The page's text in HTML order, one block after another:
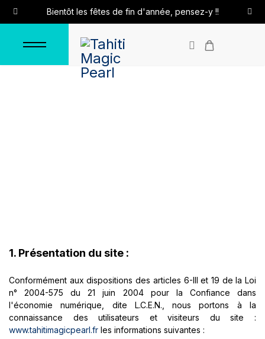
Bientôt les fêtes de fin d'année, pensez-y !!
1. Présentation du site :
Conformément aux dispositions des articles 6-III et 19 de la Loi
n° 2004-575 du 21 juin 2004 pour la Confiance dans
l'économie numérique, dite L.C.E.N., nous portons à la
connaissance des utilisateurs et visiteurs du site :
www.tahitimagicpearl.fr les informations suivantes :